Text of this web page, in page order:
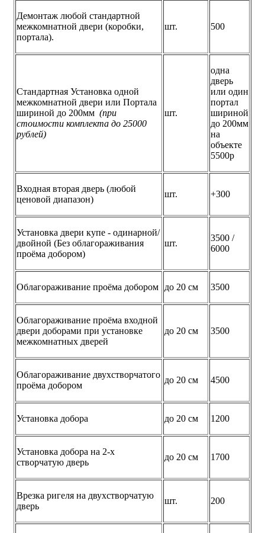
Демонтаж любой стандартной
межкомнатной двери (коробки,
портала).
шт. 500
Стандартная Установка одной
межкомнатной двери или Портала
шириной до 200мм (при
стоимости комплекта до 25000
рублей)
шт.
одна
дверь
или один
портал
шириной
до 200мм
на
объекте
5500р
Входная вторая дверь (любой
ценовой диапазон)
шт. +300
Установка двери купе - одинарной/
двойной (Без облагораживания
проёма добором)
шт.
3500 /
6000
Облагораживание проёма добором до 20 см 3500
Облагораживание проёма входной
двери доборами при установке
межкомнатных дверей
до 20 см 3500
Облагораживание двухстворчатого
проёма добором
до 20 см 4500
Установка добора до 20 см 1200
Установка добора на 2-х
створчатую дверь
до 20 см 1700
Врезка ригеля на двухстворчатую
дверь
шт. 200